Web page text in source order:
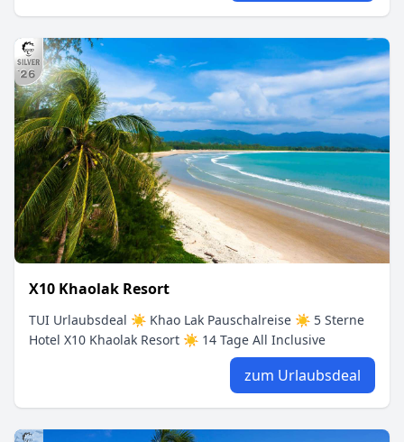
X10 Khaolak Resort
TUI Urlaubsdeal ☀ Khao Lak Pauschalreise ☀ 5 Sterne
Hotel X10 Khaolak Resort ☀ 14 Tage All Inclusive
zum Urlaubsdeal